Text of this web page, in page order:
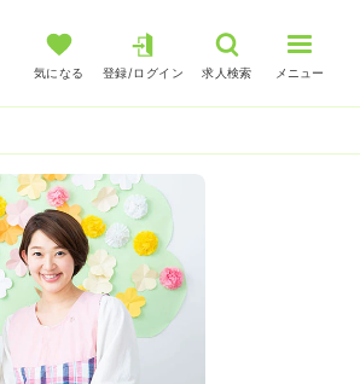
気になる 登録/ログイン 求人検索 メニュー